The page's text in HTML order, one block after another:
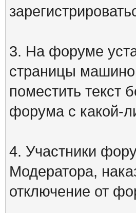
3. На форуме
страницы
поместить текст
форума с какой-
4. Участники
Модератора,
отключение от